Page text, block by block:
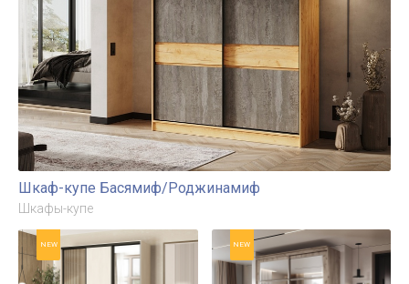
Шкаф-купе Басямиф/Роджинамиф
Шкафы-купе
NEW NEW